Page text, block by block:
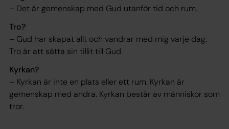
– Det är gemenskap med Gud utanför tid och rum.
Tro?
– Gud har skapat allt och vandrar med mig varje dag.
Tro är att sätta sin tillit till Gud.
Kyrkan?
– Kyrkan är inte en plats eller ett rum. Kyrkan är
gemenskap med andra. Kyrkan består av människor som
tror.